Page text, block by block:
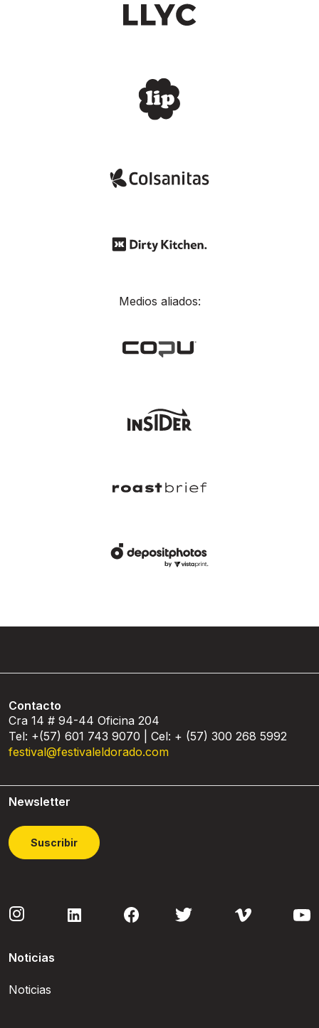
Medios aliados:
Contacto
Cra 14 # 94-44 Oficina 204
Tel: +(57) 601 743 9070 | Cel: + (57) 300 268 5992
festival@festivaleldorado.com
Newsletter
Suscribir
Noticias
Noticias